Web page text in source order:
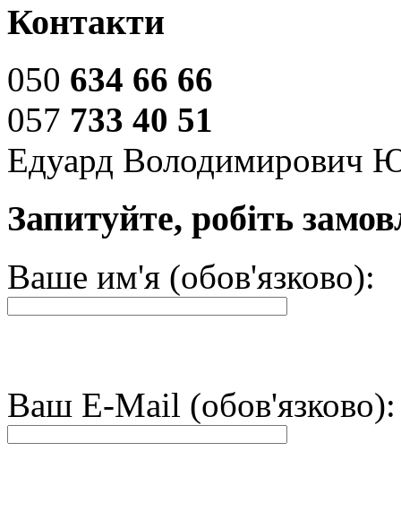
Контакти
050 634 66 66
057 733 40 51
Едуард Володимирович
Запитуйте, робіть
Ваше им'я (обов'язково):
Ваш E-Mail (обов'язково):